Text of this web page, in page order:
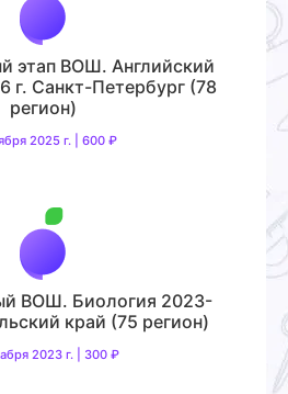
этап ВОШ. Английский
г. Санкт-Петербург (78
регион)
2025 г. | 600 ₽
ВОШ. Биология 2023-
край (75 регион)
2023 г. | 300 ₽